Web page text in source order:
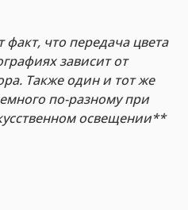
что передача цвета
зависит от
Также один и тот же
по-разному при
освещении**